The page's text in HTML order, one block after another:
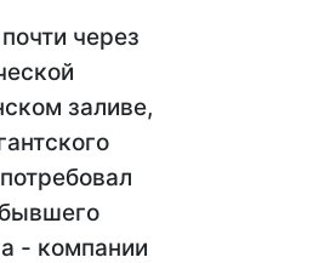
через
заливе,
- компании